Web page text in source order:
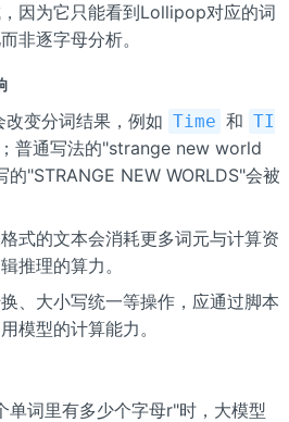
因为它只能看到Lollipop对应的词
非逐字母分析。
变分词结果，例如 Time 和 TI
普通写法的"strange new world
的"STRANGE NEW WORLDS"会被
式的文本会消耗更多词元与计算资
推理的算力。
、大小写统一等操作，应通过脚本
模型的计算能力。
词里有多少个字母r"时，大模型